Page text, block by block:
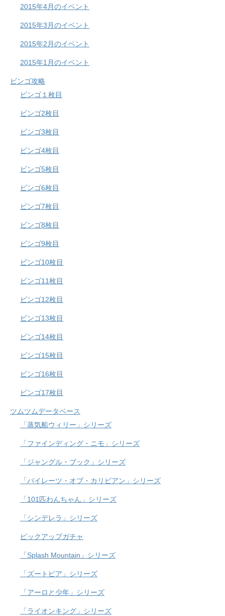
2015年4月のイベント
2015年3月のイベント
2015年2月のイベント
2015年1月のイベント
ビンゴ攻略
ビンゴ１枚目
ビンゴ2枚目
ビンゴ3枚目
ビンゴ4枚目
ビンゴ5枚目
ビンゴ6枚目
ビンゴ7枚目
ビンゴ8枚目
ビンゴ9枚目
ビンゴ10枚目
ビンゴ11枚目
ビンゴ12枚目
ビンゴ13枚目
ビンゴ14枚目
ビンゴ15枚目
ビンゴ16枚目
ビンゴ17枚目
ツムツムデータベース
「蒸気船ウィリー」シリーズ
「ファインディング・ニモ」シリーズ
「ジャングル・ブック」シリーズ
「パイレーツ・オブ・カリビアン」シリーズ
「101匹わんちゃん」シリーズ
「シンデレラ」シリーズ
ピックアップガチャ
「Splash Mountain」シリーズ
「ズートピア」シリーズ
「アーロと少年」シリーズ
「ライオンキング」シリーズ